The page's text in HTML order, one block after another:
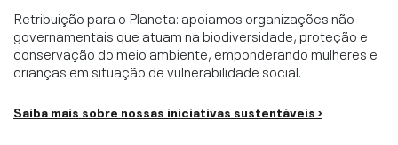
Retribuição para o Planeta: apoiamos organizações não
governamentais que atuam na biodiversidade, proteção e
conservação do meio ambiente, emponderando mulheres e
crianças em situação de vulnerabilidade social.
Saiba mais sobre nossas iniciativas sustentáveis ›